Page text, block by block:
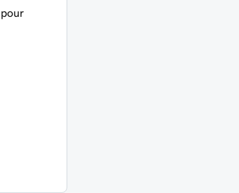
pour